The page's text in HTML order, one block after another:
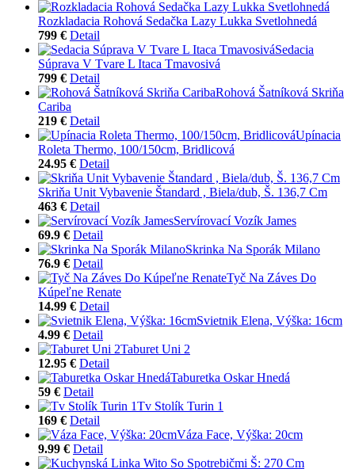
Rozkladacia Rohová Sedačka Lazy Lukka Svetlohnedá
799 € Detail
Sedacia
Súprava V Tvare L Itaca Tmavosivá
799 € Detail
Rohová Šatníková Skriňa
Cariba
219 € Detail
Upínacia
Roleta Thermo, 100/150cm, Bridlicová
24.95 € Detail
Skriňa Unit Vybavenie Štandard , Biela/dub, Š. 136,7 Cm
463 € Detail
Servírovací Vozík James
69.9 € Detail
Skrinka Na Sporák Milano
76.9 € Detail
Tyč Na Záves Do
Kúpeľne Renate
14.99 € Detail
Svietnik Elena, Výška: 16cm
4.99 € Detail
Taburet Uni 2
12.95 € Detail
Taburetka Oskar Hnedá
59 € Detail
Tv Stolík Turin 1
169 € Detail
Váza Face, Výška: 20cm
9.99 € Detail